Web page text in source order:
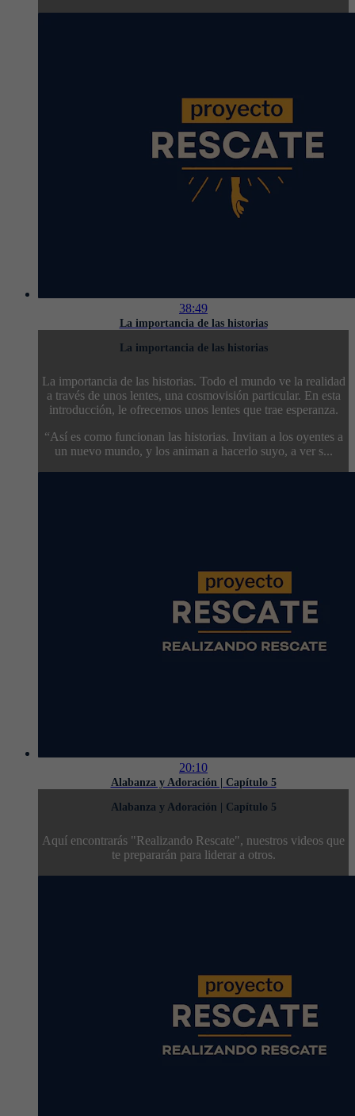
38:49
La importancia de las historias
La importancia de las historias
La importancia de las historias. Todo el mundo ve la realidad
a través de unos lentes, una cosmovisión particular. En esta
introducción, le ofrecemos unos lentes que trae esperanza.
“Así es como funcionan las historias. Invitan a los oyentes a
un nuevo mundo, y los animan a hacerlo suyo, a ver s...
20:10
Alabanza y Adoración | Capítulo 5
Alabanza y Adoración | Capítulo 5
Aquí encontrarás "Realizando Rescate", nuestros videos que
te prepararán para liderar a otros.